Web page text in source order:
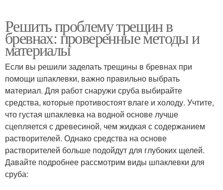
Решить проблему трещин в
бревнах: проверенные методы и
материалы
Если вы решили заделать трещины в бревнах при
помощи шпаклевки, важно правильно выбрать
материал. Для работ снаружи сруба выбирайте
средства, которые противостоят влаге и холоду. Учтите,
что густая шпаклевка на водной основе лучше
сцепляется с древесиной, чем жидкая с содержанием
растворителей. Однако средства на основе
растворителей больше подойдут для глубоких щелей.
Давайте подробнее рассмотрим виды шпаклевки для
сруба: